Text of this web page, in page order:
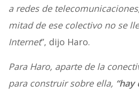
a redes de
mitad de ese colectivo no se
Internet”, dijo Haro.
Para Haro, aparte de la
para construir sobre ella,